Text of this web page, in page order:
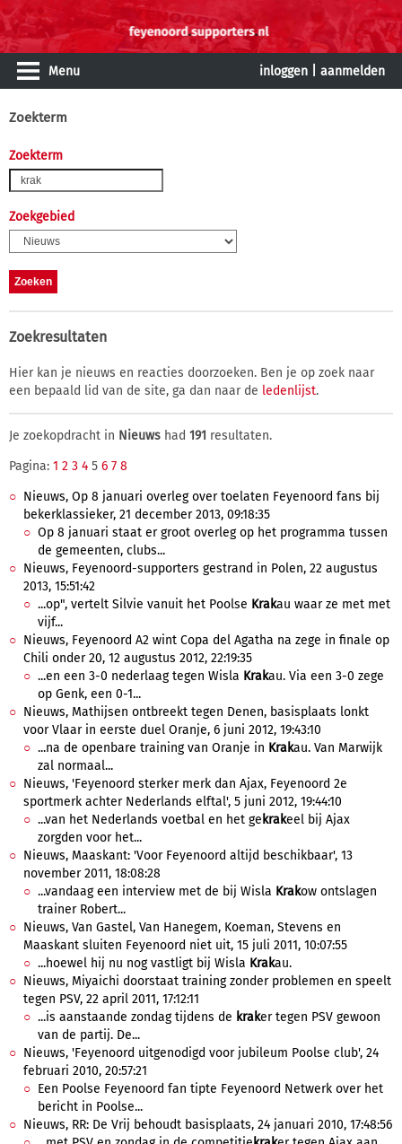
Menu inloggen aanmelden
Zoekterm
Zoekterm
Zoekgebied
Zoekresultaten
Hier kan je nieuws en reacties doorzoeken. Ben je op zoek naar
een bepaald lid van de site, ga dan naar de ledenlijst.
Je zoekopdracht in Nieuws had 191 resultaten.
Pagina: 1 2 3 4 5 6 7 8
Nieuws, Op 8 januari overleg over toelaten Feyenoord fans bij
bekerklassieker, 21 december 2013, 09:18:35
Op 8 januari staat er groot overleg op het programma tussen
de gemeenten, clubs...
Nieuws, Feyenoord-supporters gestrand in Polen, 22 augustus
2013, 15:51:42
...op", vertelt Silvie vanuit het Poolse Krakau waar ze met met
vijf...
Nieuws, Feyenoord A2 wint Copa del Agatha na zege in finale op
Chili onder 20, 12 augustus 2012, 22:19:35
...en een 3-0 nederlaag tegen Wisla Krakau. Via een 3-0 zege
op Genk, een 0-1...
Nieuws, Mathijsen ontbreekt tegen Denen, basisplaats lonkt
voor Vlaar in eerste duel Oranje, 6 juni 2012, 19:43:10
...na de openbare training van Oranje in Krakau. Van Marwijk
zal normaal...
Nieuws, 'Feyenoord sterker merk dan Ajax, Feyenoord 2e
sportmerk achter Nederlands elftal', 5 juni 2012, 19:44:10
...van het Nederlands voetbal en het ge krakeel bij Ajax
zorgden voor het...
Nieuws, Maaskant: 'Voor Feyenoord altijd beschikbaar', 13
november 2011, 18:08:28
...vandaag een interview met de bij Wisla Krakow ontslagen
trainer Robert...
Nieuws, Van Gastel, Van Hanegem, Koeman, Stevens en
Maaskant sluiten Feyenoord niet uit, 15 juli 2011, 10:07:55
...hoewel hij nu nog vastligt bij Wisla Krakau.
Nieuws, Miyaichi doorstaat training zonder problemen en speelt
tegen PSV, 22 april 2011, 17:12:11
...is aanstaande zondag tijdens de kraker tegen PSV gewoon
van de partij. De...
Nieuws, 'Feyenoord uitgenodigd voor jubileum Poolse club', 24
februari 2010, 20:57:21
Een Poolse Feyenoord fan tipte Feyenoord Netwerk over het
bericht in Poolse...
Nieuws, RR: De Vrij behoudt basisplaats, 24 januari 2010, 17:48:56